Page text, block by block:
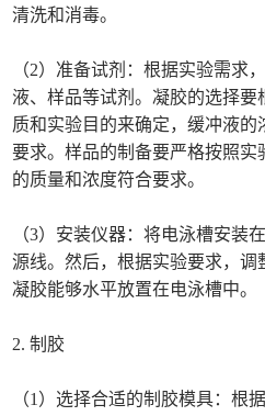
清洗和消毒。
（2）准备试剂：根据实验需求
液、样品等试剂。凝胶的选择
质和实验目的来确定，缓冲液的
要求。样品的制备要严格按照实
的质量和浓度符合要求。
（3）安装仪器：将电泳槽安装
源线。然后，根据实验要求，
凝胶能够水平放置在电泳槽中。
2. 制胶
（1）选择合适的制胶模具：根